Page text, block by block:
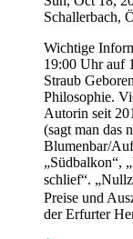
Schallerbach,
Wichtige
19:00 Uhr auf
Straub
Philosophie.
Autorin seit
(sagt man das
Blumenbar/
„Südbalkon“,
schlief“.
Preise und
der Erfurter